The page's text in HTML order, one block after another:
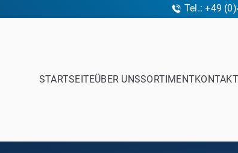
Tel.: +49
STARTSEITEÜBER UNSSORTIMENTKONTAKT